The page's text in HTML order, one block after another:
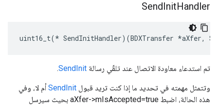
SendInitHandler
uint16_t(* SendInitHandler)(BDXTransfer *aXfer,
تم استدعاء معاودة الاتصال عند تلقّي رسالة SendInit
.
وتتمثل مهمته في تحديد ما إذا كنت تريد قبول SendInitأم لا، وفي
هذه الحالة، اضبط aXfer->mIsAccepted=true بحيث سيرسل